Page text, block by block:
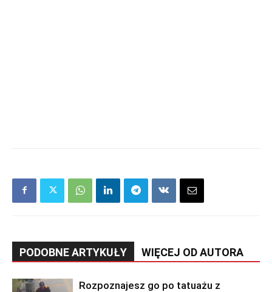
PODOBNE ARTYKUŁY WIĘCEJ OD AUTORA
Rozpoznajesz go po tatuażu z